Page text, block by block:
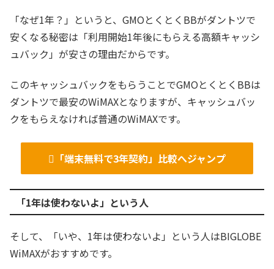
「なぜ1年？」というと、GMOとくとくBBがダントツで
安くなる秘密は「利用開始1年後にもらえる高額キャッシ
ュバック」が安さの理由だからです。
このキャッシュバックをもらうことでGMOとくとくBBは
ダントツで最安のWiMAXとなりますが、キャッシュバッ
クをもらえなければ普通のWiMAXです。
「端末無料で3年契約」比較へジャンプ
「1年は使わないよ」という人
そして、「いや、1年は使わないよ」という人はBIGLOBE
WiMAXがおすすめです。